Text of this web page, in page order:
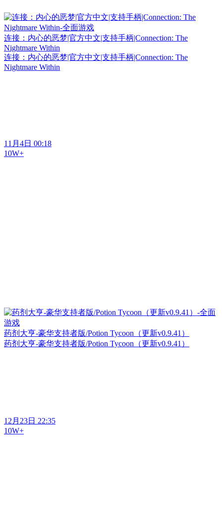
连接：内心的恶梦|官方中文|支持手柄|Connection: The
Nightmare Within
连接：内心的恶梦|官方中文|支持手柄|Connection: The
Nightmare Within
11月4日 00:18
10W+
药剂大亨-豪华支持者版/Potion Tycoon（更新v0.9.41）
药剂大亨-豪华支持者版/Potion Tycoon（更新v0.9.41）
12月23日 22:35
10W+